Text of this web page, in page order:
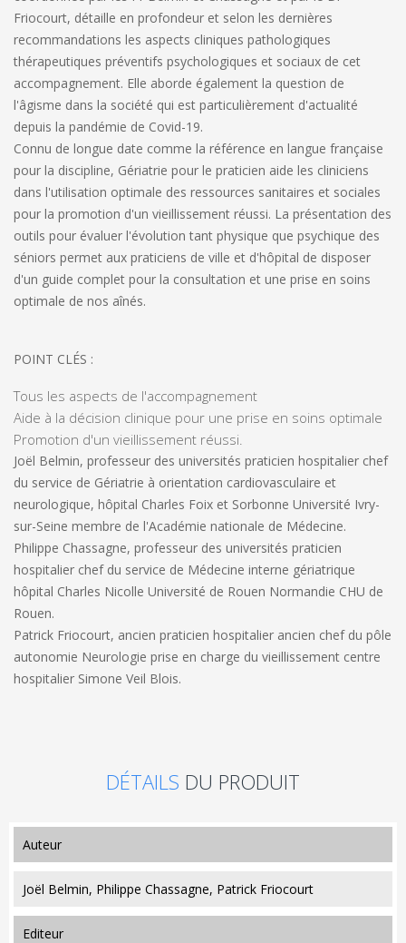
Friocourt, détaille en profondeur et selon les dernières
recommandations les aspects cliniques pathologiques
thérapeutiques préventifs psychologiques et sociaux de cet
accompagnement. Elle aborde également la question de
l'âgisme dans la société qui est particulièrement d'actualité
depuis la pandémie de Covid-19.
Connu de longue date comme la référence en langue française
pour la discipline, Gériatrie pour le praticien aide les cliniciens
dans l'utilisation optimale des ressources sanitaires et sociales
pour la promotion d'un vieillissement réussi. La présentation des
outils pour évaluer l'évolution tant physique que psychique des
séniors permet aux praticiens de ville et d'hôpital de disposer
d'un guide complet pour la consultation et une prise en soins
optimale de nos aînés.
POINT CLÉS :
Tous les aspects de l'accompagnement
Aide à la décision clinique pour une prise en soins optimale
Promotion d'un vieillissement réussi.
Joël Belmin, professeur des universités praticien hospitalier chef
du service de Gériatrie à orientation cardiovasculaire et
neurologique, hôpital Charles Foix et Sorbonne Université Ivry-
sur-Seine membre de l'Académie nationale de Médecine.
Philippe Chassagne, professeur des universités praticien
hospitalier chef du service de Médecine interne gériatrique
hôpital Charles Nicolle Université de Rouen Normandie CHU de
Rouen.
Patrick Friocourt, ancien praticien hospitalier ancien chef du pôle
autonomie Neurologie prise en charge du vieillissement centre
hospitalier Simone Veil Blois.
DÉTAILS DU PRODUIT
auteur
Joël Belmin, Philippe Chassagne, Patrick Friocourt
editeur